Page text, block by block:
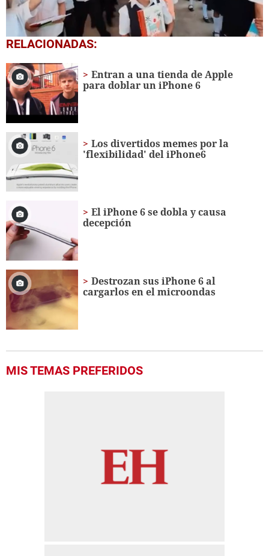
0
seconds
1
minute,
56
seconds
RELACIONADAS:
Entran a una tienda de Apple
para doblar un iPhone 6
Los divertidos memes por la
'flexibilidad' del iPhone6
El iPhone 6 se dobla y causa
decepción
Destrozan sus iPhone 6 al
cargarlos en el microondas
MIS TEMAS PREFERIDOS